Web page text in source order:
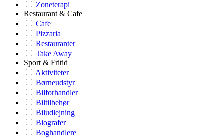
Zoneterapi
Restaurant & Cafe
Cafe
Pizzaria
Restauranter
Take Away
Sport & Fritid
Aktiviteter
Børneudstyr
Bilforhandler
Biltilbehør
Biludlejning
Biografer
Boghandlere